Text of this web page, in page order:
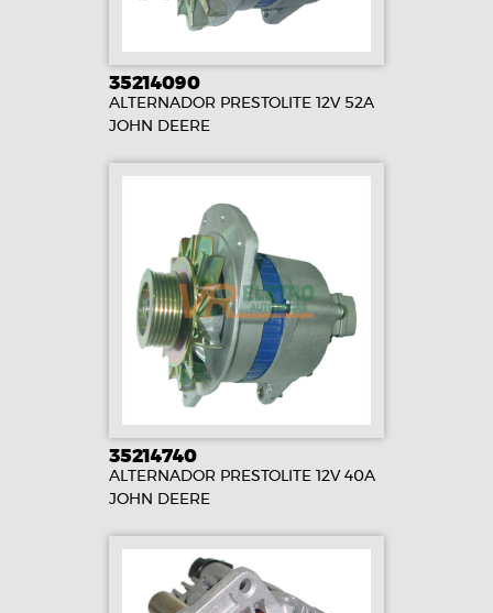
35214090
ALTERNADOR PRESTOLITE 12V 52A
JOHN DEERE
35214740
ALTERNADOR PRESTOLITE 12V 40A
JOHN DEERE